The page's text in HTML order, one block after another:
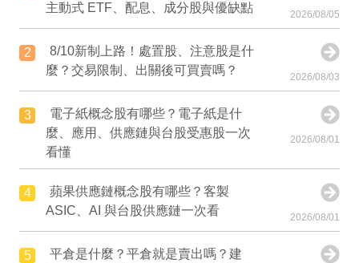
主動式 ETF、配息、成分股與優缺點
2026/08/05
2
8/10新制上路！處置股、注意股是什
麼？交易限制、出關後可買賣嗎？
2026/08/03
3
電子紙概念股有哪些？電子紙是什
麼、應用、供應鏈與台股受惠股一次
看懂
2026/08/01
4
蘋果供應鏈概念股有哪些？客製
ASIC、AI 與台股供應鏈一次看
2026/08/01
5
平倉是什麼？平倉就是賣出嗎？建